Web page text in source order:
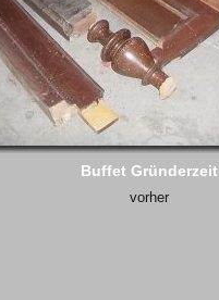
Buffet Gründerzeit
vorher